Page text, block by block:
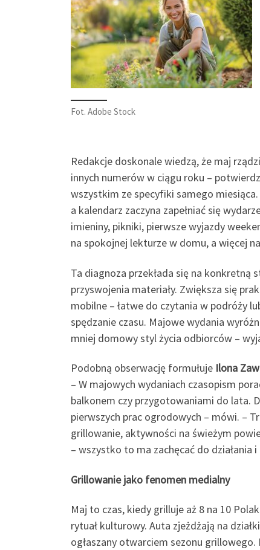
Fot. Adobe Stock
Redakcje doskonale wiedzą, że maj
innych numerów w ciągu roku –
wszystkim ze specyfiki samego
a kalendarz zaczyna zapełniać się
imieniny, pikniki, pierwsze wyjazdy
na spokojnej lekturze w domu, a więcej
Ta diagnoza przekłada się na
przyswojenia materiały. Zwiększa się
mobilne – łatwe do czytania w podróży
spędzanie czasu. Majowe wydania
mniej domowy styl życia odbiorców –
Podobną obserwację formułuje Ilona
– W majowych wydaniach czasopism
balkonem czy przygotowaniami do lata.
pierwszych prac ogrodowych – mówi. –
grillowanie, aktywności na świeżym
– wszystko to ma zachęcać do działania
Grillowanie jako fenomen medialny
Maj to czas, kiedy grilluje aż 8 na 10
rytuał kulturowy. Auta zjeżdżają na
ogłaszany otwarciem sezonu